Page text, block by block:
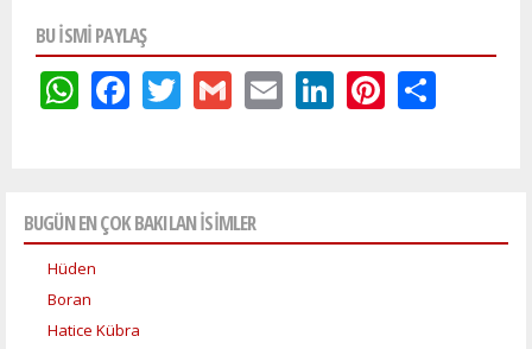
BU ISMI PAYLAŞ
WhatsApp
Facebook
Twitter
GmailEmailLinkedIn
BUGÜN EN ÇOK BAKILAN İSİMLER
Hüden
Boran
Hatice Kübra